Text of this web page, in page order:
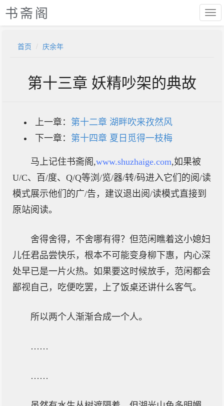
书斋阁
首页 庆余年
第十三章 妖精吵架的典故
上一章： 第十二章 湖畔吹来孜然风
下一章： 第十四章 夏日觅得一枝梅
马上记住书斋阁,www.shuzhaige.com,如果被
U/C、百/度、Q/Q等浏/览/器/转/码进入它们的阅/读
模式展示他们的广/告，建议退出阅/读模式直接到
原站阅读。
舍得舍得，不舍哪有得？但范闲瞧着这小媳妇
儿任君品尝快乐，根本不可能变身柳下惠，内心深
处早已是一片火热。如果要这时候放手，范闲都会
鄙视自己，吃便吃罢，上了饭桌还讲什么客气。
所以两个人渐渐合成一个人。
……
……